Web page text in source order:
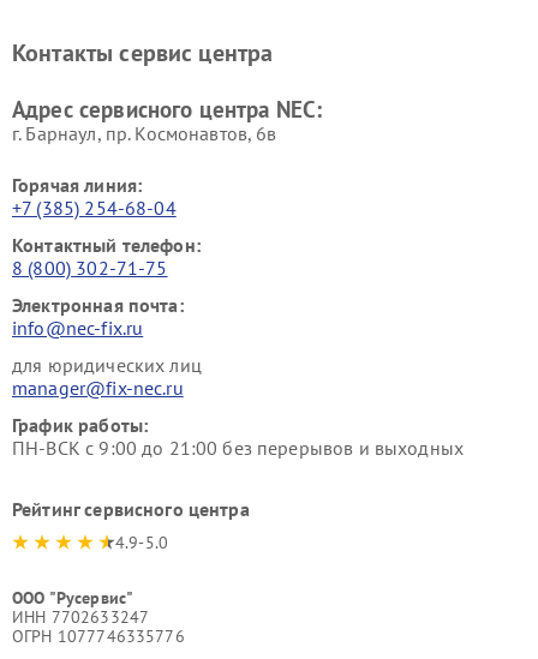
Контакты сервис центра
Адрес сервисного центра NEC:
г. Барнаул, ​пр. Космонавтов, 6в
Горячая линия:
+7 (385) 254-68-04
Контактный телефон:
8 (800) 302-71-75
Электронная почта:
info@nec-fix.ru
для юридических лиц
manager@fix-nec.ru
График работы:
ПН-ВСК с 9:00 до 21:00 без перерывов и выходных
Рейтинг сервисного центра
4.9-5.0
ООО "Русервис"
ИНН 7702633247
ОГРН 1077746335776